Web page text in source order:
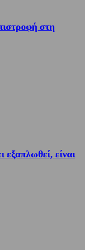
στη
εξαπλωθεί, είναι